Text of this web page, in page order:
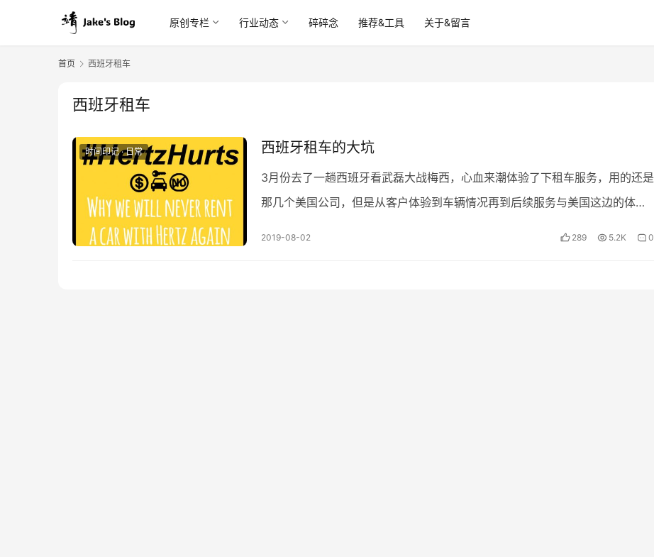
原创专栏 行业动态 碎碎念 推荐&工具 关于&留言
首页 西班牙租车
西班牙租车
时间印记 · 日常 西班牙租车的大坑
3月份去了一趟西班牙看武磊大战梅西，心血来潮体验了下租车服务，用的还是
那几个美国公司，但是从客户体验到车辆情况再到后续服务与美国这边的体验
2019-08-02 289 5.2K 0